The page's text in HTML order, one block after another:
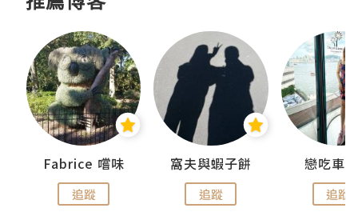
Fabrice 嚐味
追蹤
窩夫與蝦子餅
追蹤
戀吃車
追蹤